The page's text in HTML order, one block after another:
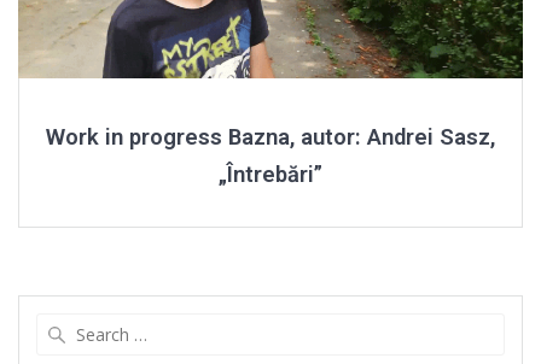
Work in progress Bazna, autor: Andrei Sasz,
„Întrebări”